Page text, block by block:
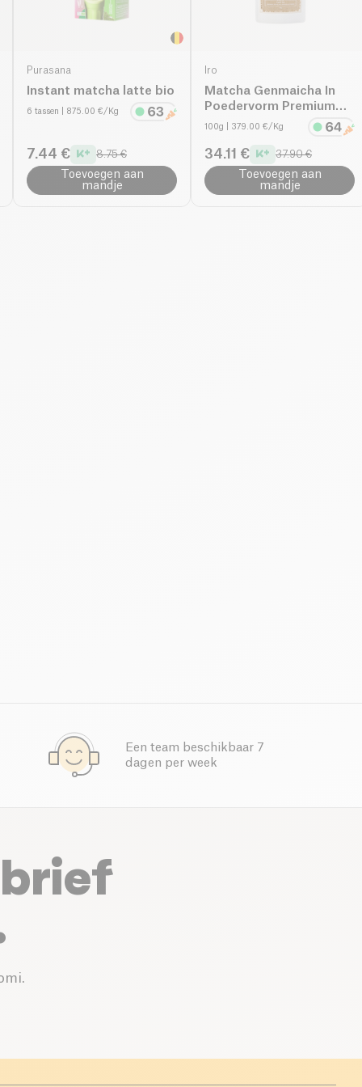
Purasana
Instant matcha latte bio
6 tassen | 875.00 €/Kg
7.44 € 8.75 €
Toevoegen aan
mandje
Iro
Matcha Genmaicha In
Poedervorm Premium
bio
100g | 379.00 €/Kg
34.11 € 37.90 €
Toevoegen aan
mandje
Een team beschikbaar 7
dagen per week